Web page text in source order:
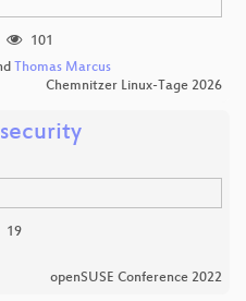
101
Thomas Marcus
Chemnitzer Linux-Tage 2026
19
openSUSE Conference 2022